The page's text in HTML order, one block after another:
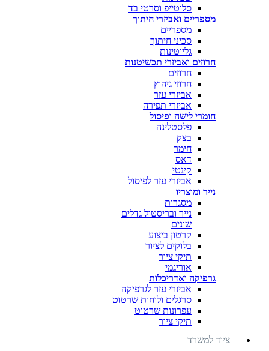
סלוטייפ וסרטי בד
מספריים ואביזרי חיתוך
מספריים
סכיני חיתוך
גליוטינות
חרוזים ואביזרי תכשיטנות
חרוזים
חרוזי גיהוץ
אביזרי עזר
אביזרי תפירה
חומרי לישה ופיסול
פלסטלינה
בצק
חימר
דאס
קינטי
אביזרי עזר לפיסול
נייר ומוצריו
מסגרות
נייר ובריסטול גדלים
שונים
קרטון ביצוע
בלוקים לציור
תיקי ציור
אוריגמי
גרפיקה ואדריכלות
אביזרי עזר לגרפיקה
סרגלים ולוחות שרטוט
עפרונות שרטוט
תיקי ציור
ציוד למשרד